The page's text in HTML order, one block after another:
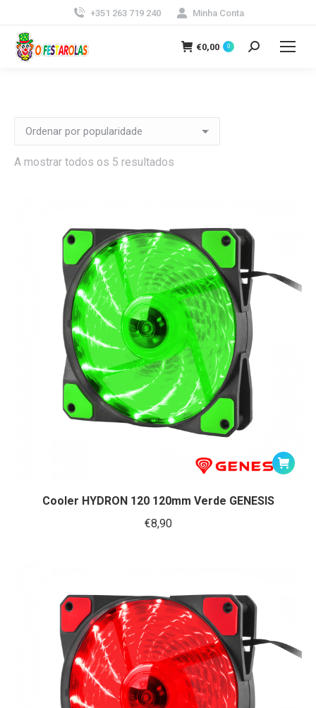
+351 263 719 240 Minha Conta
€0,00 0 Search:
A mostrar todos os 5 resultados
Cooler HYDRON 120 120mm Verde GENESIS
€8,90